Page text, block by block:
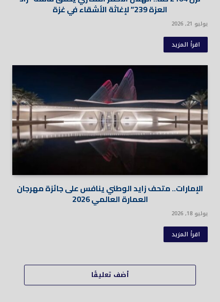
العزة 239” لإغاثة الأشقاء في غزة
يوليو 21, 2026
اقرأ المزيد
الإمارات.. متحف زايد الوطني ينافس على جائزة مهرجان
العمارة العالمي 2026
يوليو 18, 2026
اقرأ المزيد
أضف تعليقًا